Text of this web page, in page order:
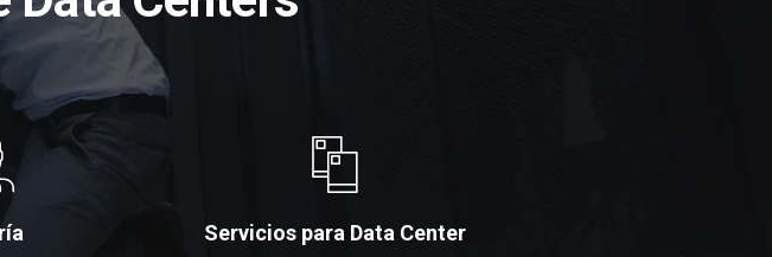
Servicios para Data Center